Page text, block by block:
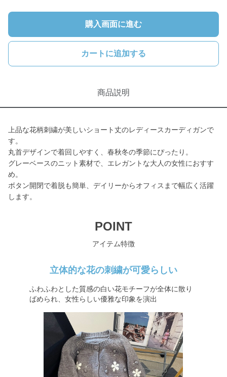
購入画面に進む
カートに追加する
商品説明
上品な花柄刺繍が美しいショート丈のレディースカーディガンで
す。
丸首デザインで着回しやすく、春秋冬の季節にぴったり。
グレーベースのニット素材で、エレガントな大人の女性におすす
め。
ボタン開閉で着脱も簡単、デイリーからオフィスまで幅広く活躍
します。
POINT
アイテム特徴
立体的な花の刺繍が可愛らしい
ふわふわとした質感の白い花モチーフが全体に散り
ばめられ、女性らしい優雅な印象を演出